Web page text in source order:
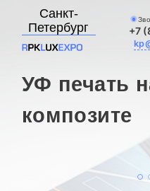
Санкт-
Петербург
+7
УСЛУГИ
АКЦИИ
УФ печать
композите